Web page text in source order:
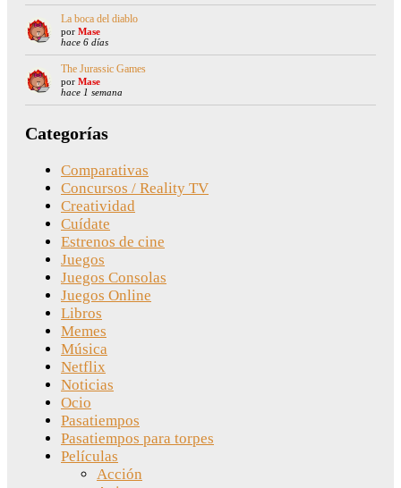
La boca del diablo
por Mase
hace 6 días
The Jurassic Games
por Mase
hace 1 semana
Categorías
Comparativas
Concursos / Reality TV
Creatividad
Cuídate
Estrenos de cine
Juegos
Juegos Consolas
Juegos Online
Libros
Memes
Música
Netflix
Noticias
Ocio
Pasatiempos
Pasatiempos para torpes
Películas
Acción